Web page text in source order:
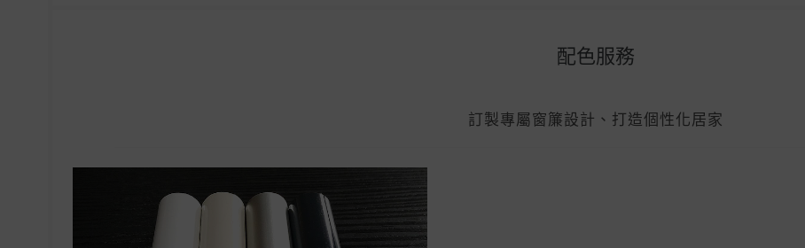
配色服務
訂製專屬窗簾設計、打造個性化居家